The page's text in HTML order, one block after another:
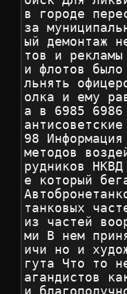
в городе
за
ый демонтаж
тов и рекламы
и флотов было
льнять
олка и ему
а в 6985 6986
98
методов
рудников
е который
танковых
из частей
ми В нем
ичи но и
гута Что то
агандистов